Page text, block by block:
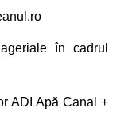
în cadrul
ADI Apă Canal +